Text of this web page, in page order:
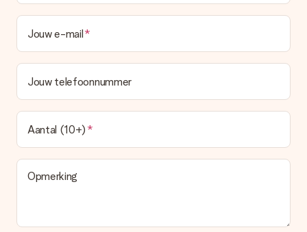
Jouw e-mail
Jouw telefoonnummer
Aantal (10+)
Opmerking